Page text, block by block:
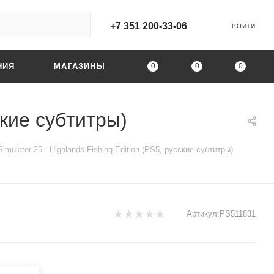
+7 351 200-33-06 ВОЙТИ
0 0 0
МАГАЗИНЫ
субтитры)
25 - Highlands Fishing Edition (PS5, русские субтитры)
Артикул: PS511831